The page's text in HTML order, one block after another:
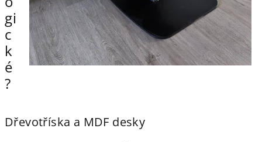
gi
c
k
é
?
Dřevotříska a MDF desky